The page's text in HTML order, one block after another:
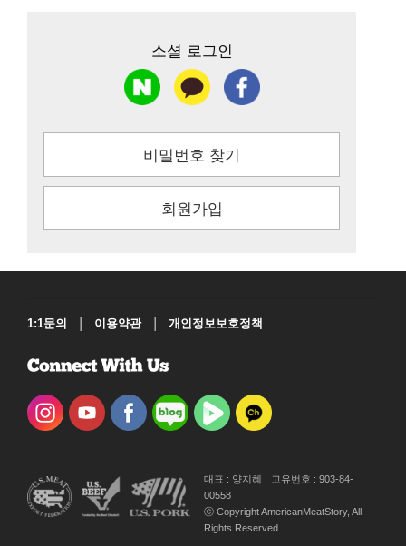
소셜 로그인
비밀번호 찾기
회원가입
1:1문의 | 이용약관 | 개인정보보호정책
대표 : 양지혜
고유번호 : 903-84-
00558
ⓒ Copyright AmericanMeatStory, All
Rights Reserved